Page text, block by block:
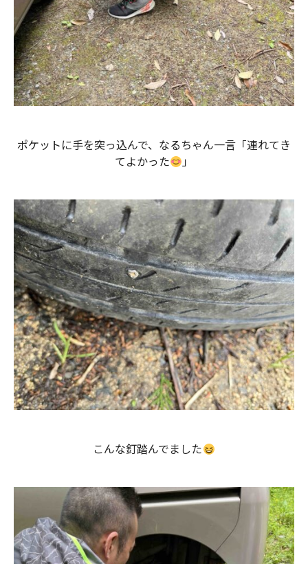
ポケットに手を突っ込んで、なるちゃん一言「連れてき
てよかった
」
こんな釘踏んでました